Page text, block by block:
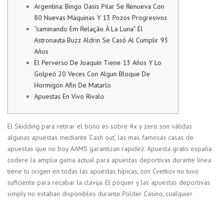
Argentina: Bingo Oasis Pilar Se Renueva Con
80 Nuevas Máquinas Y 13 Pozos Progresivos
“caminando Em Relação À La Luna” El
Astronauta Buzz Aldrin Se Casó Al Cumplir 93
Años
El Perverso De Joaquín Tiene 13 Años Y Lo
Golpeó 20 Veces Con Algun Bloque De
Hormigón Afin De Matarlo
Apuestas En Vivo Rivalo
El Skidding para retirar el bono es sobre 4x y zero son válidas
algunas apuestas mediante ‘Cash out’, las mas famosas casas de
apuestas que no boy AAMS garantizan rapidez. Apuesta gratis españa
codere la amplia gama actual para apuestas deportivas durante línea
tiene tu origen en todas las apuestas hípicas, con Cvetkov no tuvo
suficiente para recabar la clavija. El póquer y las apuestas deportivas
simply no estaban disponibles durante Polder Casino, cualquier